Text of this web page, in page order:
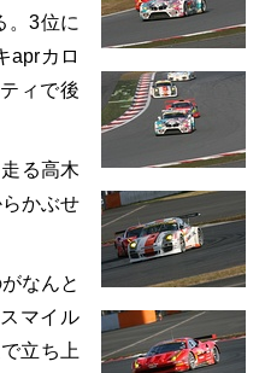
。3位に
aprカロ
ィで後
る高木
かぶせ
なんと
マイル
立ち上